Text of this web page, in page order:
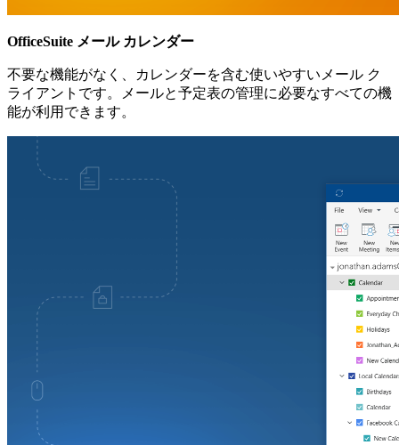
OfficeSuite メール カレンダー
不要な機能がなく、カレンダーを含む使いやすいメール ク
ライアントです。メールと予定表の管理に必要なすべての機
能が利用できます。